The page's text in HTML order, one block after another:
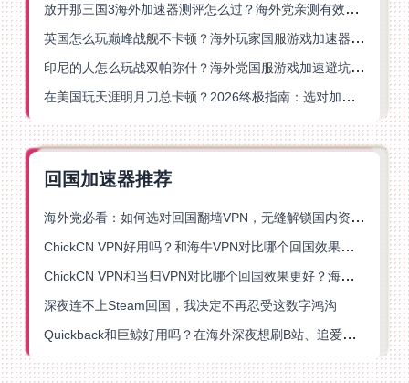
放开那三国3海外加速器测评怎么过？海外党亲测有效的国服游戏加速指南
英国怎么玩巅峰战舰不卡顿？海外玩家国服游戏加速器终极指南
印尼的人怎么玩战双帕弥什？海外党国服游戏加速避坑指南
在美国玩天涯明月刀总卡顿？2026终极指南：选对加速器让你丝滑连招
回国加速器推荐
海外党必看：如何选对回国翻墙VPN，无缝解锁国内资源？
ChickCN VPN好用吗？和海牛VPN对比哪个回国效果更好？
ChickCN VPN和当归VPN对比哪个回国效果更好？海外党亲测后选了它
深夜连不上Steam回国，我决定不再忍受这数字鸿沟
Quickback和巨鲸好用吗？在海外深夜想刷B站、追爱奇艺的你，或许正需要这份答案